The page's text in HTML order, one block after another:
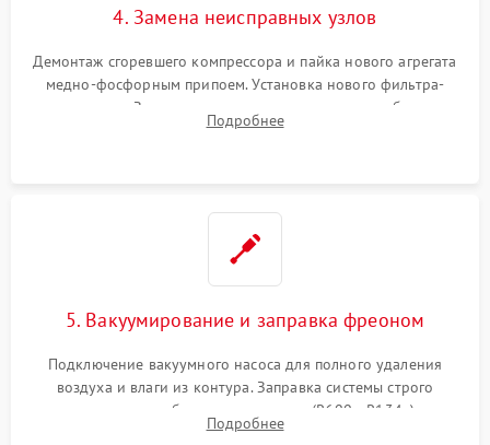
4. Замена неисправных узлов
Демонтаж сгоревшего компрессора и пайка нового агрегата
медно-фосфорным припоем. Установка нового фильтра-
осушителя. Замена изношенных вентиляторов обдува,
сломанных заслонок или поврежденных дверных петель.
Подробнее
5. Вакуумирование и заправка фреоном
Подключение вакуумного насоса для полного удаления
воздуха и влаги из контура. Заправка системы строго
дозированным объемом хладагента (R600a, R134a) по
электронным весам. Контроль рабочего давления в системе.
Подробнее